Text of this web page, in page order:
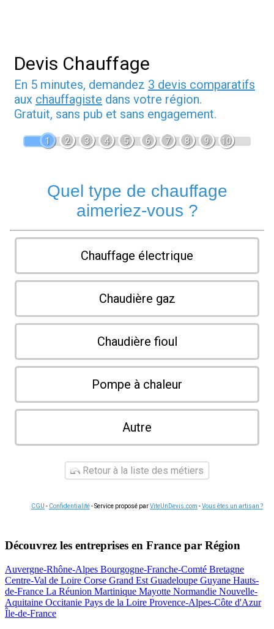
Devis Chauffage
En 5 minutes, demandez 3 devis comparatifs
aux chauffagiste dans votre région.
Gratuit, sans pub et sans engagement.
1 2 3 4 5 6 7 8 9 10
Quel type de chauffage
aimeriez-vous ?
Chauffage électrique
Chaudière gaz
Chaudière fioul
Pompe à chaleur
Autre
Retour à la liste des métiers
CGU - Confidentialité- Service proposé parViteUnDevis.com -Vous êtes un artisan ?
Découvrez les entreprises en France par Région
Auvergne-Rhône-Alpes Bourgogne-Franche-Comté Bretagne
Centre-Val de Loire Corse Grand Est Guadeloupe Guyane Hauts-
de-France La Réunion Martinique Mayotte Normandie Nouvelle-
Aquitaine Occitanie Pays de la Loire Provence-Alpes-Côte d'Azur
Île-de-France